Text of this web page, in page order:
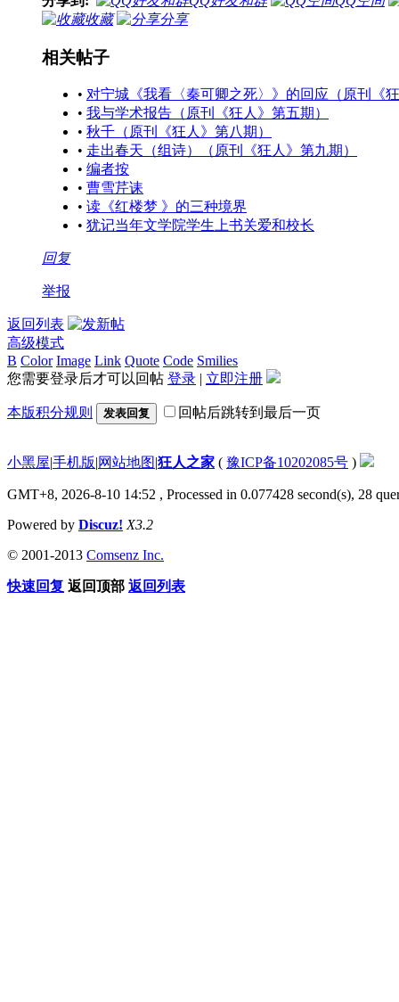
收藏
分享
相关帖子
• 对宁城《我看〈秦可卿之死〉》的回应（原刊《
• 我与学术报告（原刊《狂人》第五期）
• 秋千（原刊《狂人》第八期）
• 走出春天（组诗）（原刊《狂人》第九期）
• 编者按
• 曹雪芹诔
• 读《红楼梦 》的三种境界
• 犹记当年文学院学生上书关爱和校长
回复
举报
返回列表
高级模式
B Color Image Link Quote Code Smilies
您需要登录后才可以回帖 登录 | 立即注册
本版积分规则 发表回复 回帖后跳转到最后一页
小黑屋|手机版|网站地图|狂人之家 ( 豫ICP备10202085号 )
GMT+8, 2026-8-10 14:52 , Processed in 0.077428 second(s), 28
Powered by Discuz! X3.2
© 2001-2013 Comsenz Inc.
快速回复 返回顶部 返回列表